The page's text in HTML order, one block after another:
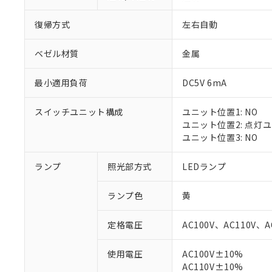
復帰方式 左右自動
ベゼル材質 金属
最小適用負荷 DC5V 6mA
スイッチユニット構成
ユニット位置1: NO
ユニット位置2: 点灯
ユニット位置3: NO
ランプ 照光部方式 LEDランプ
ランプ色 黄
定格電圧 AC100V、AC110V、
使用電圧
AC100V±10%
AC110V±10%
ご利用条件
※1 対応状況
対応予定なし：
調査・確認中：
非該当品：ライセ
仕入先様の事情に
※1 中国